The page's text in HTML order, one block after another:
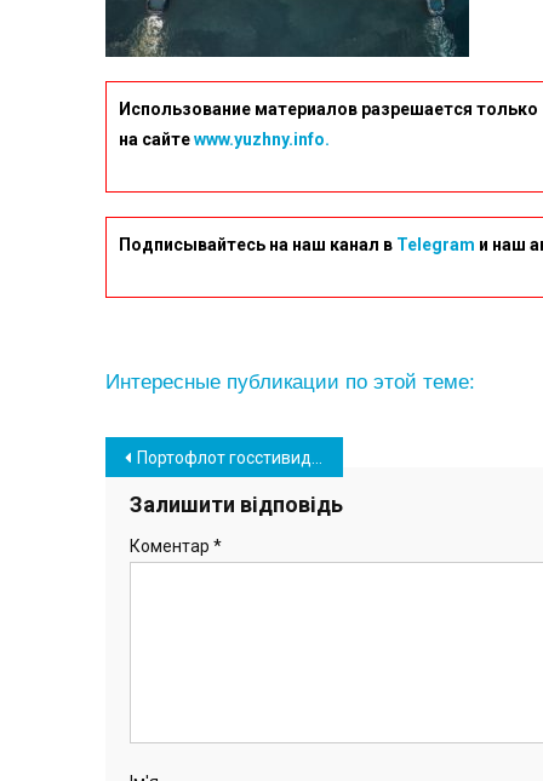
Использование материалов разрешается
на сайтеwww.yuzhny.info.
Подписывайтесь на наш канал в Telegram и наш
Интересные публикации по этой теме:
Навігація
записів
Портофлот госстивидора «Южный» нарастил прибыль благодаря увеличению обработки кейпсайзов
Залишити відповідь
Коментар *